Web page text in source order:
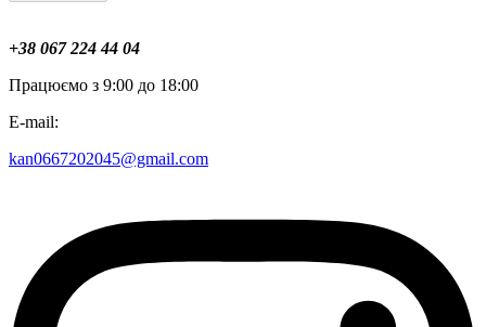
+38 067 224 44 04
Працюємо з 9:00 до 18:00
E-mail:
kan0667202045@gmail.com